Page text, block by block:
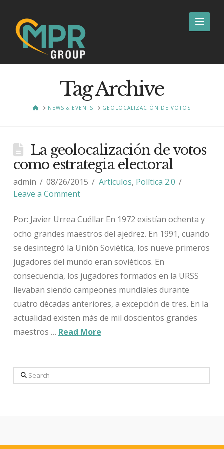
Tag Archive
HOMENEWS & EVENTS GEOLOCALIZACIÓN DE VOTOS
La geolocalización de votos
como estrategia electoral
admin 08/26/2015 Artículos, Política 2.0
Leave a Comment
Por: Javier Urrea Cuéllar En 1972 existían ochenta y
ocho grandes maestros del ajedrez. En 1991, cuando
se desintegró la Unión Soviética, los nueve primeros
jugadores del mundo eran soviéticos. En
consecuencia, los jugadores formados en la URSS
llevaban siendo campeones mundiales durante
cuatro décadas anteriores, a excepción de tres. En la
actualidad existen más de mil doscientos grandes
maestros … Read More
Search